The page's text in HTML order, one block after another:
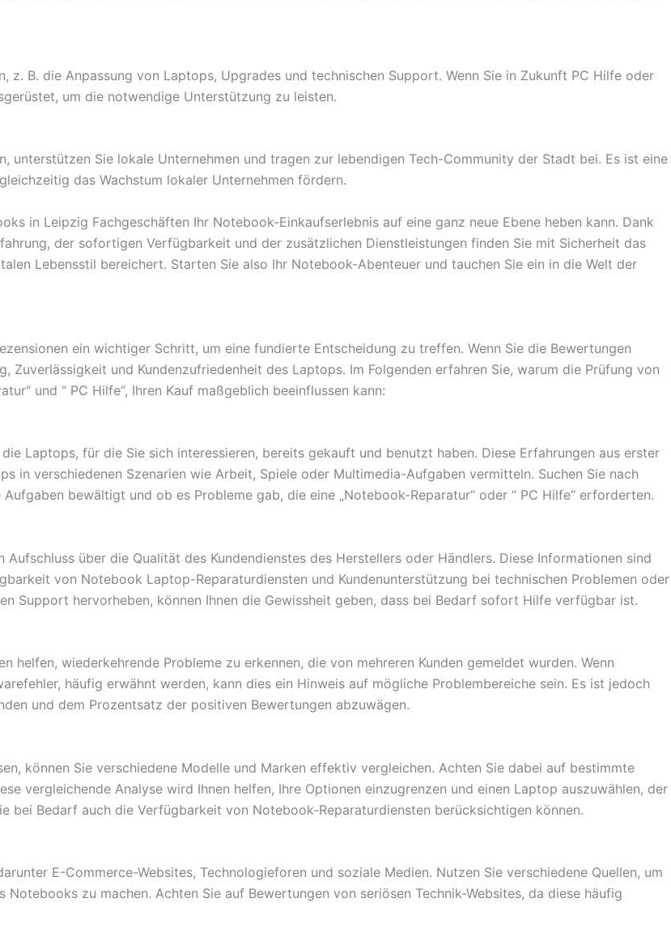
B. die Anpassung von Laptops, Upgrades und technischen Support. Wenn Sie in Zukunft PC Hilfe oder
um die notwendige Unterstützung zu leisten.
unterstützen Sie lokale Unternehmen und tragen zur lebendigen Tech-Community der Stadt bei. Es ist eine
das Wachstum lokaler Unternehmen fördern.
in Leipzig Fachgeschäften Ihr Notebook-Einkaufserlebnis auf eine ganz neue Ebene heben kann. Dank
der sofortigen Verfügbarkeit und der zusätzlichen Dienstleistungen finden Sie mit Sicherheit das
Lebensstil bereichert. Starten Sie also Ihr Notebook-Abenteuer und tauchen Sie ein in die Welt der
ein wichtiger Schritt, um eine fundierte Entscheidung zu treffen. Wenn Sie die Bewertungen
Zuverlässigkeit und Kundenzufriedenheit des Laptops. Im Folgenden erfahren Sie, warum die Prüfung von
und “ PC Hilfe“, Ihren Kauf maßgeblich beeinflussen kann:
Laptops, für die Sie sich interessieren, bereits gekauft und benutzt haben. Diese Erfahrungen aus erster
in verschiedenen Szenarien wie Arbeit, Spiele oder Multimedia-Aufgaben vermitteln. Suchen Sie nach
bewältigt und ob es Probleme gab, die eine „Notebook-Reparatur“ oder “ PC Hilfe“ erforderten.
über die Qualität des Kundendienstes des Herstellers oder Händlers. Diese Informationen sind
von Notebook Laptop-Reparaturdiensten und Kundenunterstützung bei technischen Problemen oder
Support hervorheben, können Ihnen die Gewissheit geben, dass bei Bedarf sofort Hilfe verfügbar ist.
helfen, wiederkehrende Probleme zu erkennen, die von mehreren Kunden gemeldet wurden. Wenn
häufig erwähnt werden, kann dies ein Hinweis auf mögliche Problembereiche sein. Es ist jedoch
und dem Prozentsatz der positiven Bewertungen abzuwägen.
können Sie verschiedene Modelle und Marken effektiv vergleichen. Achten Sie dabei auf bestimmte
vergleichende Analyse wird Ihnen helfen, Ihre Optionen einzugrenzen und einen Laptop auszuwählen, der
bei Bedarf auch die Verfügbarkeit von Notebook-Reparaturdiensten berücksichtigen können.
E-Commerce-Websites, Technologieforen und soziale Medien. Nutzen Sie verschiedene Quellen, um
zu machen. Achten Sie auf Bewertungen von seriösen Technik-Websites, da diese häufig